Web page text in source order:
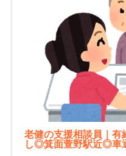
老健の支援相談員｜有
し◎箕面萱野駅近◎車